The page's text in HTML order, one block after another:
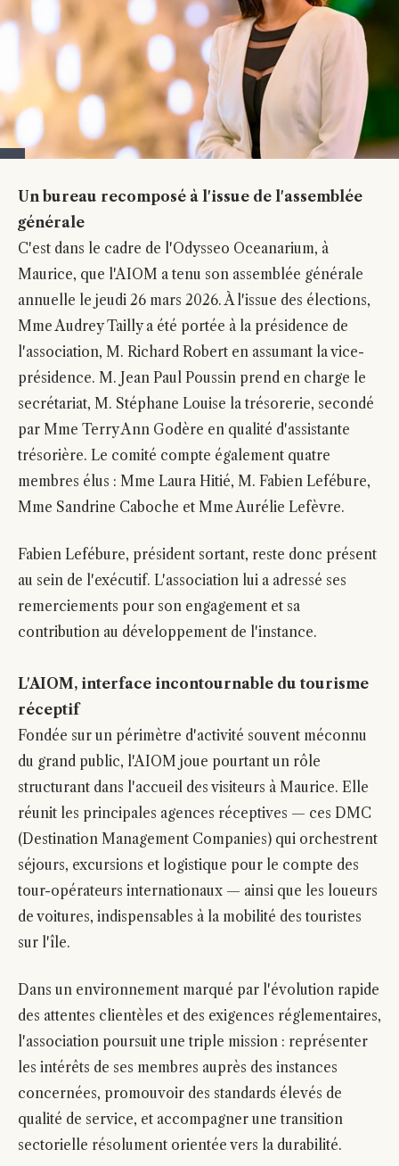
Un bureau recomposé à l'issue de l'assemblée
générale
C'est dans le cadre de l'Odysseo Oceanarium, à
Maurice, que l'AIOM a tenu son assemblée générale
annuelle le jeudi 26 mars 2026. À l'issue des élections,
Mme Audrey Tailly a été portée à la présidence de
l'association, M. Richard Robert en assumant la vice-
présidence. M. Jean Paul Poussin prend en charge le
secrétariat, M. Stéphane Louise la trésorerie, secondé
par Mme Terry Ann Godère en qualité d'assistante
trésorière. Le comité compte également quatre
membres élus : Mme Laura Hitié, M. Fabien Lefébure,
Mme Sandrine Caboche et Mme Aurélie Lefèvre.
Fabien Lefébure, président sortant, reste donc présent
au sein de l'exécutif. L'association lui a adressé ses
remerciements pour son engagement et sa
contribution au développement de l'instance.
L'AIOM, interface incontournable du tourisme
réceptif
Fondée sur un périmètre d'activité souvent méconnu
du grand public, l'AIOM joue pourtant un rôle
structurant dans l'accueil des visiteurs à Maurice. Elle
réunit les principales agences réceptives — ces DMC
(Destination Management Companies) qui orchestrent
séjours, excursions et logistique pour le compte des
tour-opérateurs internationaux — ainsi que les loueurs
de voitures, indispensables à la mobilité des touristes
sur l'île.
Dans un environnement marqué par l'évolution rapide
des attentes clientèles et des exigences réglementaires,
l'association poursuit une triple mission : représenter
les intérêts de ses membres auprès des instances
concernées, promouvoir des standards élevés de
qualité de service, et accompagner une transition
sectorielle résolument orientée vers la durabilité.